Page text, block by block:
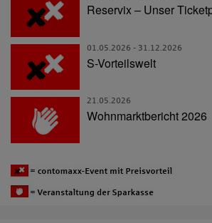
Reservix – Unser
01.05.2026 - 31.12.2026
S-Vorteilswelt
21.05.2026
Wohnmarkt­bericht 2026